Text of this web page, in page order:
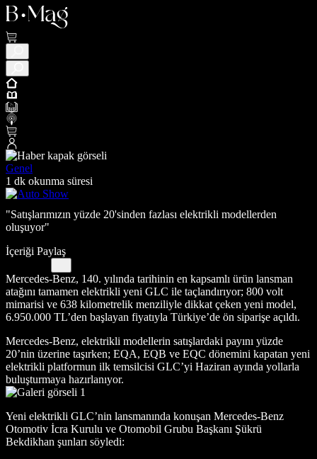
Genel
1 dk okunma süresi
"Satışlarımızın yüzde 20'sinden fazlası elektrikli modellerden
oluşuyor"
İçeriği Paylaş
Mercedes-Benz, 140. yılında tarihinin en kapsamlı ürün lansman
atağını tamamen elektrikli yeni GLC ile taçlandırıyor; 800 volt
mimarisi ve 638 kilometrelik menziliyle dikkat çeken yeni model,
6.950.000 TL’den başlayan fiyatıyla Türkiye’de ön siparişe açıldı.
Mercedes-Benz, elektrikli modellerin satışlardaki payını yüzde
20’nin üzerine taşırken; EQA, EQB ve EQC dönemini kapatan yeni
elektrikli platformun ilk temsilcisi GLC’yi Haziran ayında yollarla
buluşturmaya hazırlanıyor.
Yeni elektrikli GLC’nin lansmanında konuşan Mercedes-Benz
Otomotiv İcra Kurulu ve Otomobil Grubu Başkanı Şükrü
Bekdikhan şunları söyledi: